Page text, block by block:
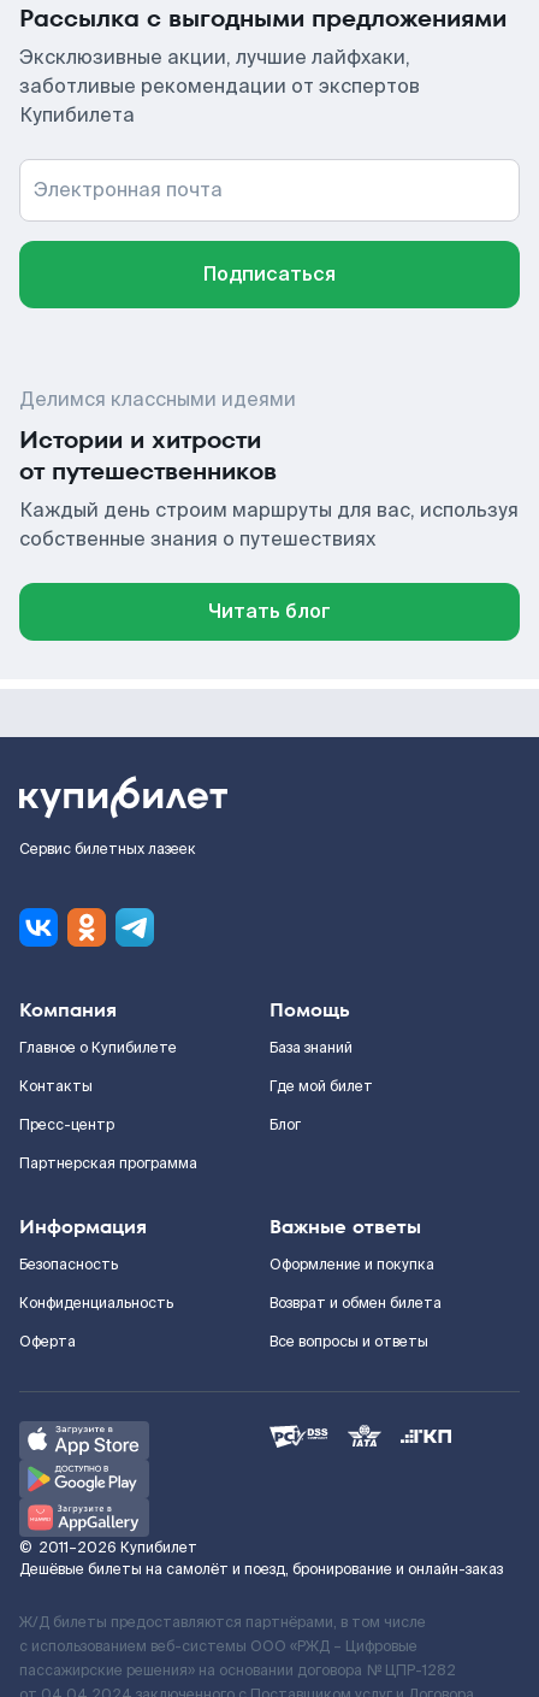
Рассылка с выгодными предложениями
Эксклюзивные акции, лучшие лайфхаки,
заботливые рекомендации от экспертов
Купибилета
Электронная почта
Подписаться
Делимся классными идеями
Истории и хитрости
от путешественников
Каждый день строим маршруты для вас, используя
собственные знания о путешествиях
Читать блог
Сервис билетных лазеек
Компания
Главное о Купибилете
Контакты
Пресс-центр
Партнерская программа
Помощь
База знаний
Где мой билет
Блог
Информация
Безопасность
Конфиденциальность
Оферта
Важные ответы
Оформление и покупка
Возврат и обмен билета
Все вопросы и ответы
© 2011–2026 Купибилет
Дешёвые билеты на самолёт и поезд, бронирование и онлайн-заказ
Ж/Д билеты предоставляются партнёрами, в том числе
с использованием веб-системы ООО «РЖД – Цифровые
пассажирские решения» на основании договора № ЦПР-1282